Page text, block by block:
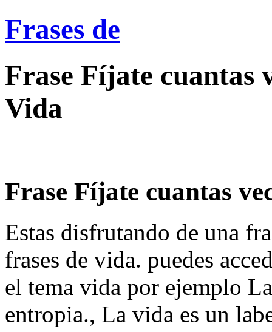
Frases de
Frase Fíjate cuantas
Vida
Frase Fíjate cuantas
Estas disfrutando de una
frases de vida. puedes
el tema vida por ejemplo
entropia., La vida es un